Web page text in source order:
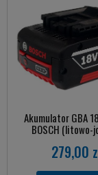
Akumulator GBA
BOSCH (litowo-
279,00